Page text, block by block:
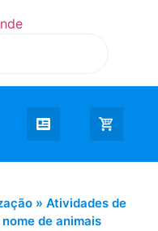
» Atividades de
de animais